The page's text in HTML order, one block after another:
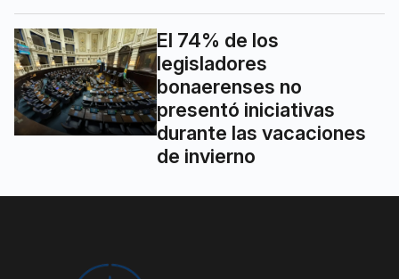
El 74% de los
legisladores
bonaerenses no
presentó iniciativas
durante las vacaciones
de invierno